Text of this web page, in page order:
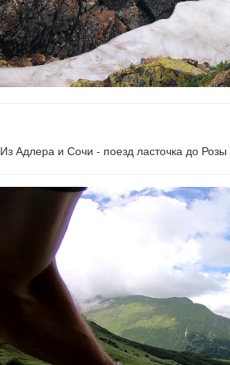
Из Адлера и Сочи - поезд ласточка до
Категория О проекте